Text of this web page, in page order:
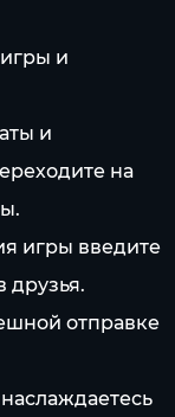
и
и
на
игры введите
друзья.
отправке